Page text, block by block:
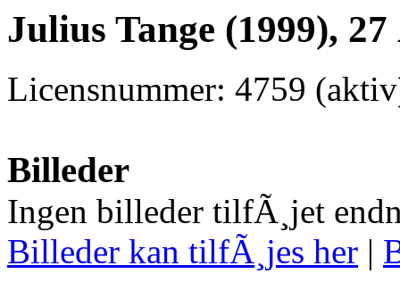
Julius Tange (1999),
Licensnummer: 4759
Billeder
Ingen billeder tilfÃ¸jet
Billeder kan tilfÃ¸jes her |